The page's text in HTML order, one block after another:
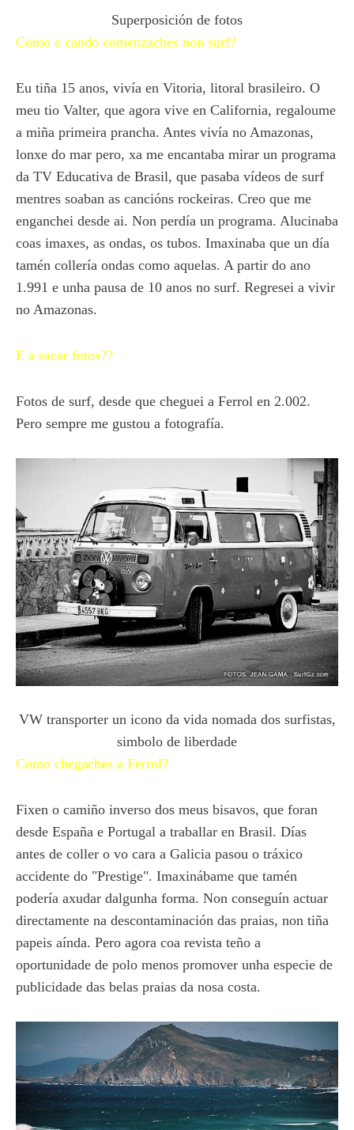
Superposición de fotos
Como e cando comenzaches non surf?
Eu tiña 15 anos, vivía en Vitoria, litoral brasileiro. O
meu tio Valter, que agora vive en California, regaloume
a miña primeira prancha. Antes vivía no Amazonas,
lonxe do mar pero, xa me encantaba mirar un programa
da TV Educativa de Brasil, que pasaba vídeos de surf
mentres soaban as cancións rockeiras. Creo que me
enganchei desde ai. Non perdía un programa. Alucinaba
coas imaxes, as ondas, os tubos. Imaxinaba que un día
tamén collería ondas como aquelas. A partir do ano
1.991 e unha pausa de 10 anos no surf. Regresei a vivir
no Amazonas.
E a sacar fotos??
Fotos de surf, desde que cheguei a Ferrol en 2.002.
Pero sempre me gustou a fotografía.
VW transporter un icono da vida nomada dos surfistas,
simbolo de liberdade
Como chegaches a Ferrol?
Fixen o camiño inverso dos meus bisavos, que foran
desde España e Portugal a traballar en Brasil. Días
antes de coller o vo cara a Galicia pasou o tráxico
accidente do "Prestige". Imaxinábame que tamén
podería axudar dalgunha forma. Non conseguín actuar
directamente na descontaminación das praias, non tiña
papeis aínda. Pero agora coa revista teño a
oportunidade de polo menos promover unha especie de
publicidade das belas praias da nosa costa.